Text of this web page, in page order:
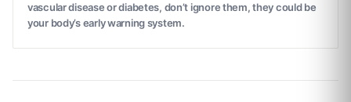
vascular disease or diabetes, don’t ignore them, they could be
your body’s early warning system.